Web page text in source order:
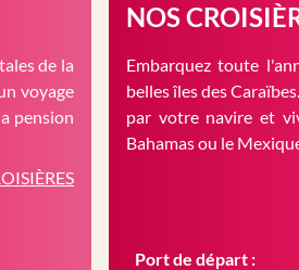
de la
voyage
pension
NOS
Embarquez toute
belles îles des
par votre navire et
Bahamas ou le
Port de départ :